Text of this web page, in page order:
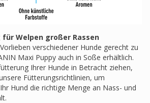
Welpen großer Rassen
verschiedener Hunde gerecht zu
Maxi Puppy auch in Soße erhältlich.
Ihrer Hunde in Betracht ziehen,
Fütterungsrichtlinien, um
Hund die richtige Menge an Nass- und